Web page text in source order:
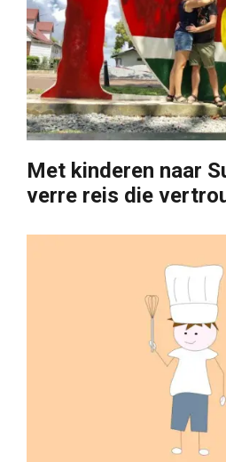
Met kinderen naar
verre reis die